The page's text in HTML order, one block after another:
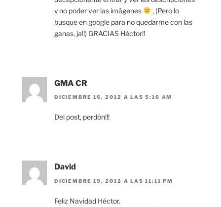
y no poder ver las imágenes
, (Pero lo
busque en google para no quedarme con las
ganas, ja!!) GRACIAS Héctor!!
GMA CR
DICIEMBRE 16, 2012 A LAS 5:16 AM
Del post, perdón!!!
David
DICIEMBRE 19, 2012 A LAS 11:11 PM
Feliz Navidad Héctor.